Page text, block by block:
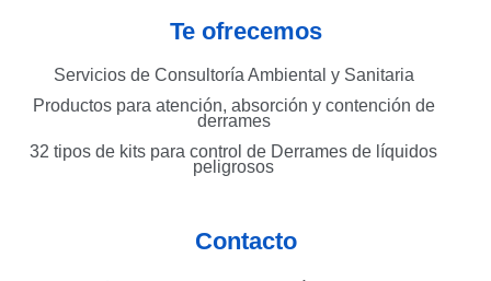
Te ofrecemos
Servicios de Consultoría Ambiental y Sanitaria
Productos para atención, absorción y contención de
derrames
32 tipos de kits para control de Derrames de líquidos
peligrosos
Contacto